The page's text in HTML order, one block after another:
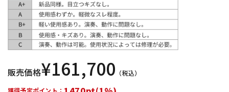
販売価格¥161,700 （税込）
獲得予定ポイント：